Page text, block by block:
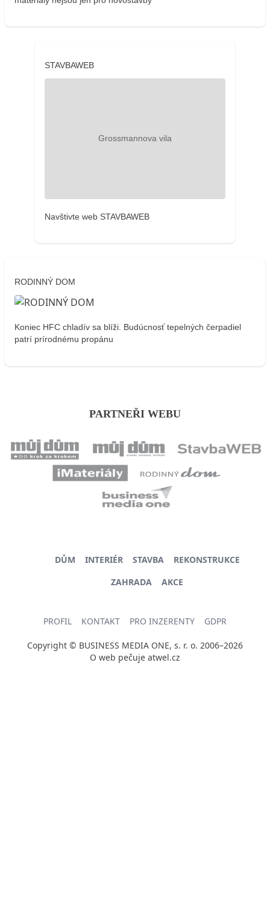
STAVBAWEB
Navštivte web STAVBAWEB
RODINNÝ DOM
Koniec HFC chladív sa blíži. Budúcnosť tepelných čerpadiel
patrí prírodnému propánu
PARTNEŘI WEBU
DŮM INTERIÉR STAVBA
REKONSTRUKCE
ZAHRADA
AKCE
PROFIL KONTAKT PRO INZERENTY GDPR
Copyright © BUSINESS MEDIA ONE, s. r. o. 2006–2026